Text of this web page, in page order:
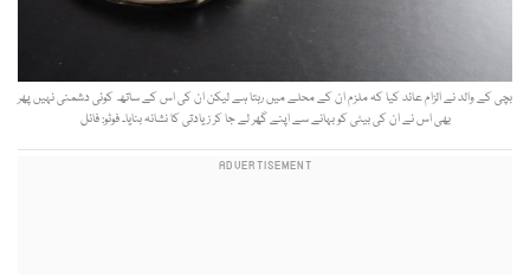
بچی کے والد نے الزام عائد کیا کہ ملزم ان کے محلے میں رہتا ہے لیکن ان کی اس کے ساتھ کوئی دشمنی نہیں پھر
بھی اس نے ان کی بیٹی کو بہانے سے اپنے گھر لے جا کر زیادتی کا نشانہ بنایا۔ فوٹو: فائل